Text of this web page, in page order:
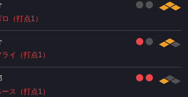
（打点1）
イ（打点1）
ス（打点1）